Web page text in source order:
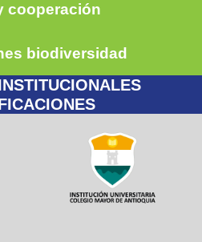
cooperación
biodiversidad